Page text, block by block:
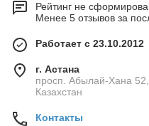
Рейтинг не
Менее 5 отзывов за
Работает с 23.10.2012
г. Астана
просп. Абылай-Хана
Казахстан
Контакты